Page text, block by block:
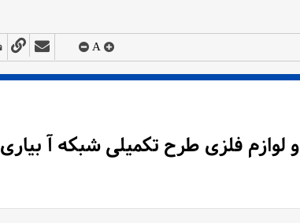
A
لوازم فلزی طرح تکمیلی شبکه آ بیاری